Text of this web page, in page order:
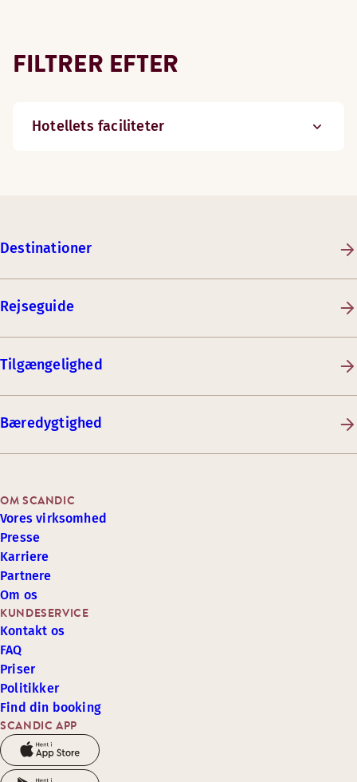
FILTRER EFTER
Hotellets faciliteter
Destinationer
Rejseguide
Tilgængelighed
Bæredygtighed
SCANDIC APP
KUNDESERVICE
Kontakt os
FAQ
Priser
Politikker
Find din booking
OM SCANDIC
Vores virksomhed
Presse
Karriere
Partnere
Om os